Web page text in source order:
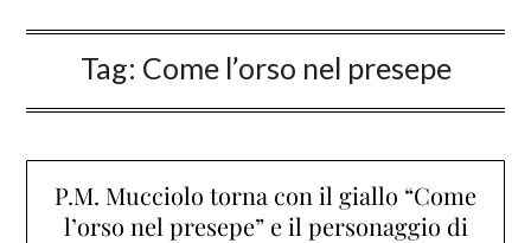
Tag: Come l’orso nel presepe
P.M. Mucciolo torna con il giallo “Come
l’orso nel presepe” e il personaggio di